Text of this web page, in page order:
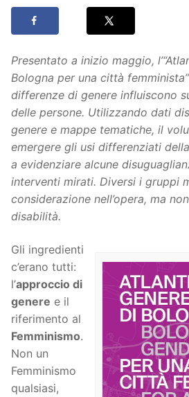
Presentato a inizio maggio,
Bologna per una città
differenze di genere influiscono
delle persone. Utilizzando dati
genere e mappe tematiche, il
emergere gli usi differenziati
a evidenziare alcune
interventi mirati. Diversi i gruppi
considerazione nell’opera, ma
disabilità.
Gli ingredienti
c’erano tutti:
l’approccio di
genere e il
riferimento al
Femminismo.
Non un
Femminismo
qualsiasi,